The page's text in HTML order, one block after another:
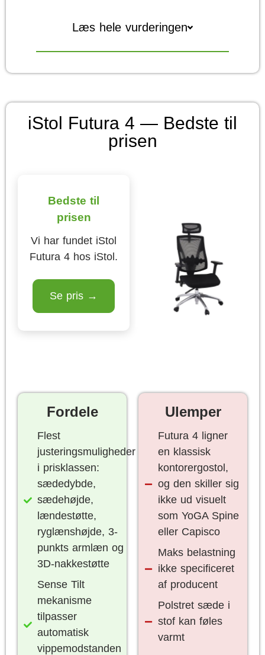
Læs hele vurderingen
iStol Futura 4 — Bedste til
prisen
Bedste til
prisen
Vi har fundet iStol
Futura 4 hos iStol.
Se pris →
Fordele
Flest
justeringsmuligheder
i prisklassen:
sædedybde,
sædehøjde,
lændestøtte,
ryglænshøjde, 3-
punkts armlæn og
3D-nakkestøtte
Sense Tilt
mekanisme
tilpasser
automatisk
vippemodstanden
Ulemper
Futura 4 ligner
en klassisk
kontorergostol,
og den skiller sig
ikke ud visuelt
som YoGA Spine
eller Capisco
Maks belastning
ikke specificeret
af producent
Polstret sæde i
stof kan føles
varmt